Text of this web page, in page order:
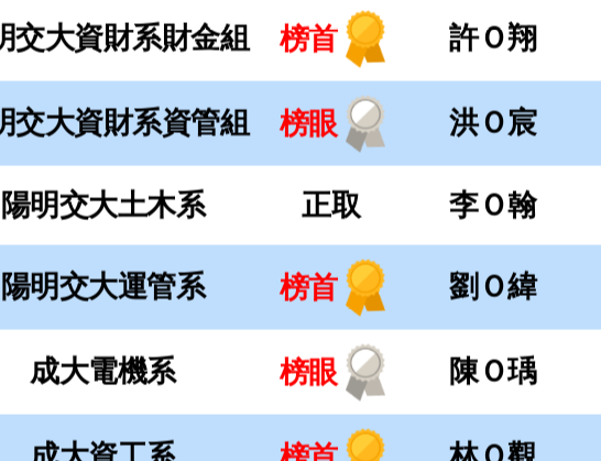
陽明交大運管系 榜首 劉Ｏ緯
成大電機系 榜眼 陳Ｏ瑀
成大資工系 榜首 林Ｏ觀
成大資工系 榜首 李Ｏ錡
成大機械系 榜首 李Ｏ臻
成大經濟系 榜首 羅Ｏ淵